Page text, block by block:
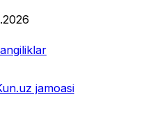
jamoasi